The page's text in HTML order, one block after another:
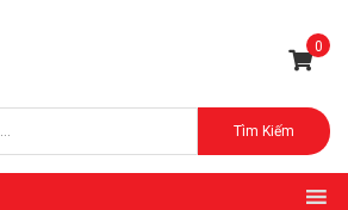
0
Tìm Kiếm